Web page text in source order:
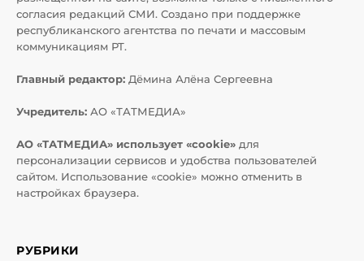
согласия редакций СМИ. Создано при поддержке
республиканского агентства по печати и массовым
коммуникациям РТ.
Главный редактор: Дёмина Алёна Сергеевна
Учредитель: АО «ТАТМЕДИА»
АО «ТАТМЕДИА» использует «cookie» для
персонализации сервисов и удобства пользователей
сайтом. Использование «cookie» можно отменить в
настройках браузера.
РУБРИКИ